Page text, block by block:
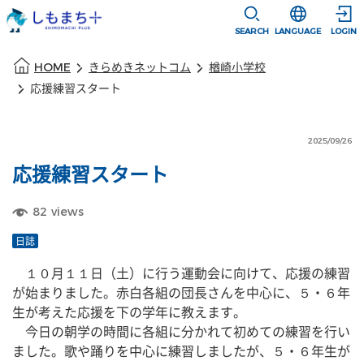
SEARCH
選択すると言
LANGUAGE LOGIN
HOME きらめきネットコム
楢崎小学校
応援練習スタート
2025/09/26
応援練習スタート
82 views
日誌
１０月１１日（土）に行う運動会に向けて、応援の練習
が始まりました。赤白各組の団長さんを中心に、５・６年
生が考えた応援を下の学年に教えます。
今日の朝学の時間に各組に分かれて初めての練習を行い
ました。歌や踊りを中心に練習しましたが、５・６年生が